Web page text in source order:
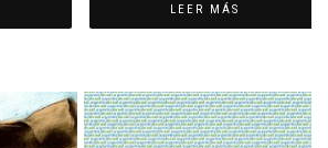
LEER MÁS